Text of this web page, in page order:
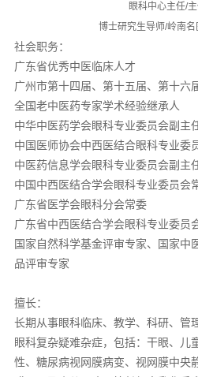
眼科中心主任/
博士研究生导师/岭南名
社会职务：
广东省优秀中医临床人才
广州市第十四届、第十五届、第十六
全国老中医药专家学术经验继承人
中华中医药学会眼科专业委员会副主
中国医师协会中西医结合眼科专业委
中医药信息学会眼科专业委员会副主
中国中西医结合学会眼科专业委员会
广东省医学会眼科分会常委
广东省中西医结合学会眼科专业委员
国家自然科学基金评审专家、国家中
品评审专家
擅长：
长期从事眼科临床、教学、科研、管
眼科复杂疑难杂症，包括：干眼、儿
性、糖尿病视网膜病变、视网膜中央